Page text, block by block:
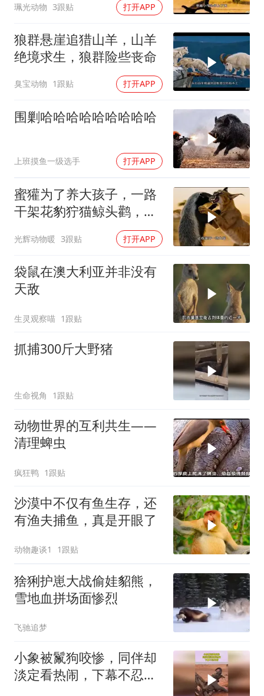
多所幼师院校开设养老专业
台州《告全体市民书》：非必要不外出
习近平心系体育强国建设
珮光动物 3跟贴 打开APP
狼群悬崖追猎山羊，山羊
绝境求生，狼群险些丧命
臭宝动物 1跟贴 打开APP
围剿哈哈哈哈哈哈哈哈哈
上班摸鱼一级选手 打开APP
蜜獾为了养大孩子，一路
干架花豹狞猫鲸头鹳，养
光辉动物暖 3跟贴 打开APP
袋鼠在澳大利亚并非没有
天敌
生灵观察喵 1跟贴
抓捕300斤大野猪
生命视角 1跟贴
动物世界的互利共生——
清理蜱虫
疯狂鸭 1跟贴
沙漠中不仅有鱼生存，还
有渔夫捕鱼，真是开眼了
动物趣谈1 1跟贴
猞猁护崽大战偷娃貂熊，
雪地血拼场面惨烈
飞驰追梦
小象被鬣狗咬惨，同伴却
淡定看热闹，下幕不忍心